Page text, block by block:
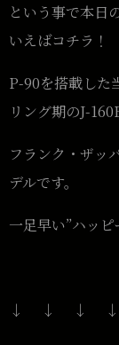
という事で本日
いえばコチラ！
P-90を搭載した
リング期のJ-
フランク・ザッ
デルです。
一足早い”ハッピ
↓ ↓ ↓